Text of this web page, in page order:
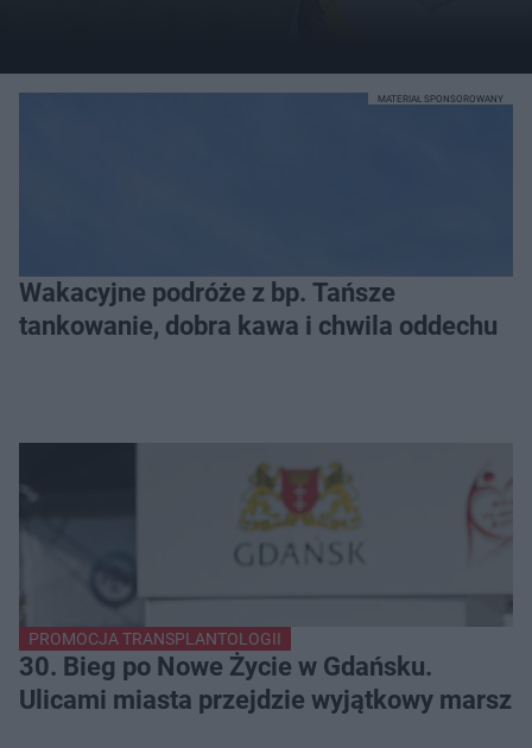
Wakacyjne podróże z bp. Tańsze
tankowanie, dobra kawa i chwila oddechu
MATERIAŁ SPONSOROWANY
PROMOCJA TRANSPLANTOLOGII
30. Bieg po Nowe Życie w Gdańsku.
Ulicami miasta przejdzie wyjątkowy marsz